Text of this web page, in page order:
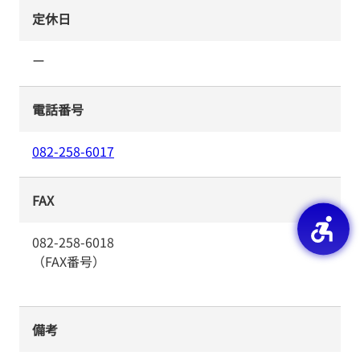
定休日
ー
電話番号
082-258-6017
FAX
082-258-6018
（FAX番号）
備考